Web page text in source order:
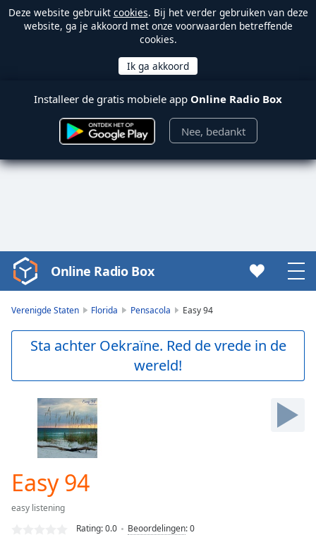
Deze website gebruikt cookies. Bij het verder gebruiken van deze
website, ga je akkoord met onze voorwaarden betreffende
cookies.
Installeer de gratis mobiele app Online Radio Box
Nee, bedankt
Video
Player
Skip
Current
Duration-:-
Loaded:
Online Radio Box
Verenigde Staten Florida Pensacola Easy 94
Sta achter Oekraïne. Red de vrede in de
wereld!
Easy 94
easy listening
Rating:0.0 Beoordelingen:0